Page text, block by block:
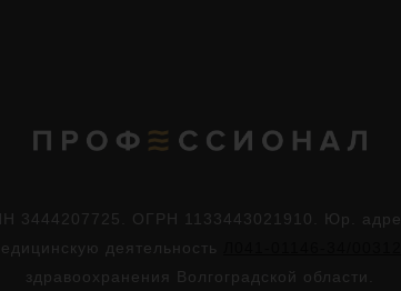
ОГРН 1133443021910. Юр.
деятельность
здравоохранения Волгоградской области.